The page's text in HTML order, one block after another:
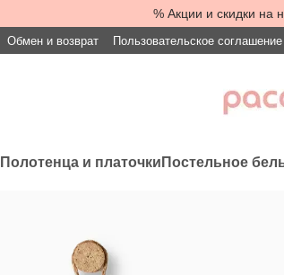
% Акции и скидки на
Обмен и возврат Пользовательское соглашение
Полотенца и платочки Постельное